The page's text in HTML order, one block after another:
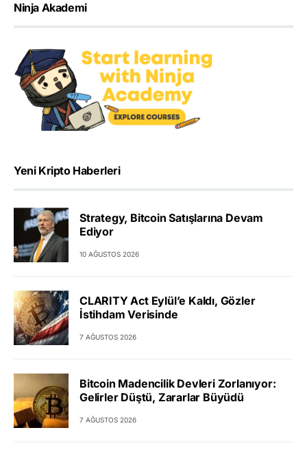
Ninja Akademi
Yeni Kripto Haberleri
Strategy, Bitcoin Satışlarına Devam
Ediyor
10 AĞUSTOS 2026
CLARITY Act Eylül’e Kaldı, Gözler
İstihdam Verisinde
7 AĞUSTOS 2026
Bitcoin Madencilik Devleri Zorlanıyor:
Gelirler Düştü, Zararlar Büyüdü
7 AĞUSTOS 2026